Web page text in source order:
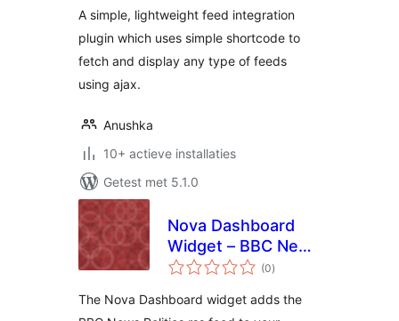
A simple, lightweight feed integration
plugin which uses simple shortcode to
fetch and display any type of feeds
using ajax.
Anushka
10+ actieve installaties
Getest met 5.1.0
Nova Dashboard
Widget – BBC News
– Politics
(0totaal
waarderingen
)
The Nova Dashboard widget adds the